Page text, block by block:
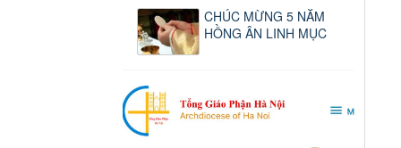
CHÚC MỪNG 5 NĂM
HỒNG ÂN LINH MỤC